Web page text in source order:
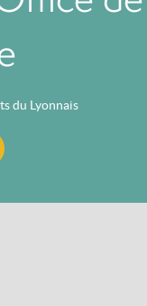
du Lyonnais